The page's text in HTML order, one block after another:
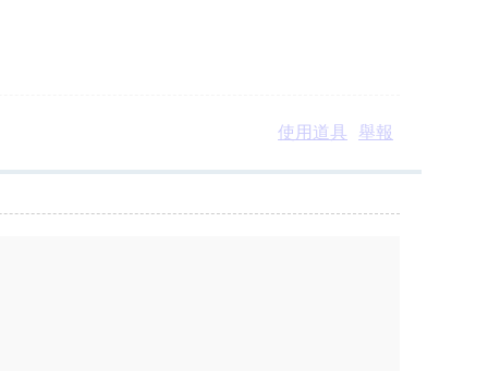
使用道具
舉報